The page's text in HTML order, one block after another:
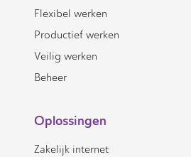
Flexibel werken
Productief werken
Veilig werken
Beheer
Oplossingen
Zakelijk internet